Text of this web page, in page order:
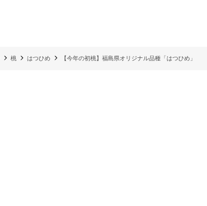
桃 はつひめ 【今年の初桃】福島県オリジナル品種「はつひめ」